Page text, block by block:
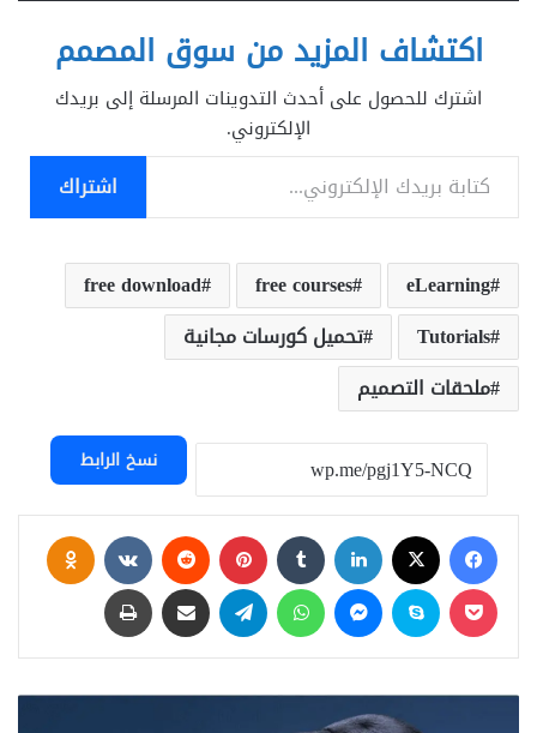
اكتشاف المزيد من سوق المصمم
اشترك للحصول على أحدث التدوينات المرسلة إلى بريدك
الإلكتروني.
كتابة بريدك الإلكتروني...
اشتراك
eLearning
free courses
free download
Tutorials
تحميل كورسات مجانية
ملحقات التصميم
نسخ الرابط
فيسبوك لينكدإن بينتيريست
‫Pocket
سكايب ماسنجر واتساب تيلقرام مشاركة عبر البريد طباعة
تحميل